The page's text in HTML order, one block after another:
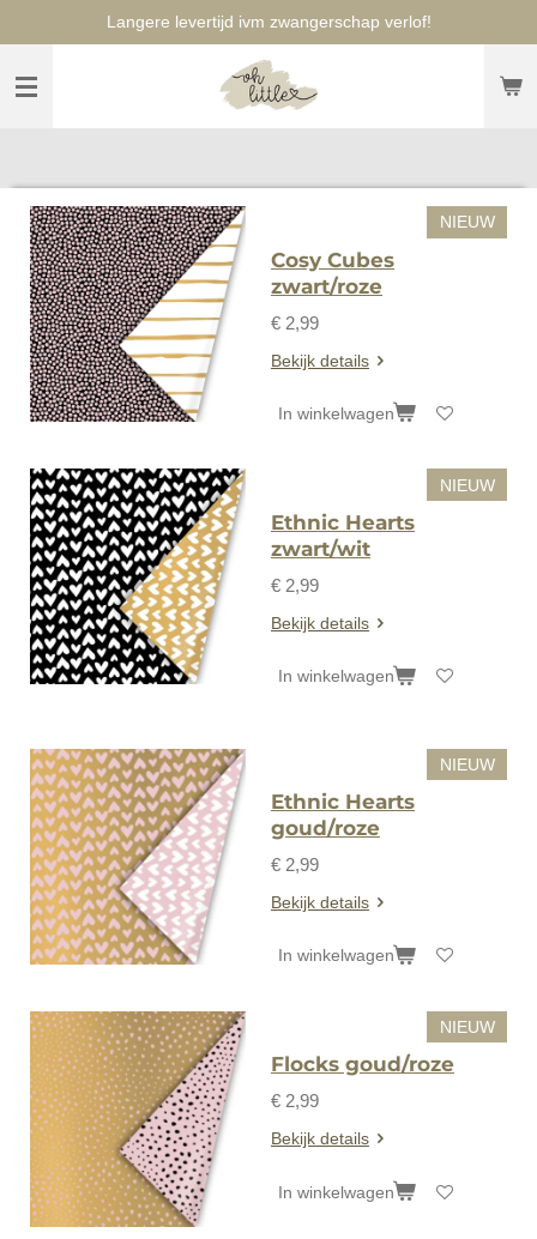
naar
hoofdinhoud
Langere levertijd ivm zwangerschap verlof!
NIEUW
Cosy Cubes
zwart/roze
€ 2,99
Bekijk details
In winkelwagen
NIEUW
Ethnic Hearts
zwart/wit
€ 2,99
Bekijk details
In winkelwagen
NIEUW
Ethnic Hearts
goud/roze
€ 2,99
Bekijk details
In winkelwagen
NIEUW
Flocks goud/roze
€ 2,99
Bekijk details
In winkelwagen